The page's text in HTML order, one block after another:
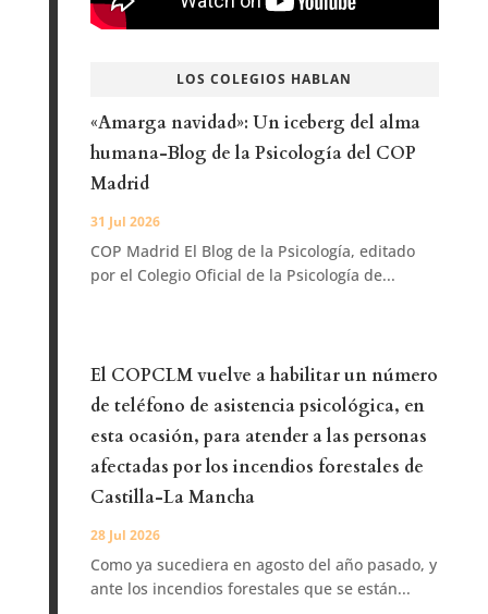
LOS COLEGIOS HABLAN
«Amarga navidad»: Un iceberg del alma
humana-Blog de la Psicología del COP
Madrid
31 Jul 2026
COP Madrid El Blog de la Psicología, editado
por el Colegio Oficial de la Psicología de...
El COPCLM vuelve a habilitar un número
de teléfono de asistencia psicológica, en
esta ocasión, para atender a las personas
afectadas por los incendios forestales de
Castilla-La Mancha
28 Jul 2026
Como ya sucediera en agosto del año pasado, y
ante los incendios forestales que se están...